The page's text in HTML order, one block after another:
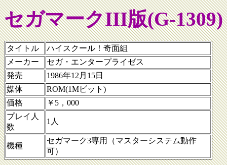
セガマークIII版(G-1309)
タイトル
ハイスクール！奇面組
メーカー
セガ・エンタープライゼス
発売
1986年12月15日
媒体
ROM(1Mビット)
価格
￥5，000
プレイ人
数
1人
機種
セガマーク3専用（マスターシステム動作
可）